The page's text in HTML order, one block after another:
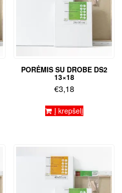
PORĖMIS SU DROBE DS2
13×18
€3,18
Į krepšelį